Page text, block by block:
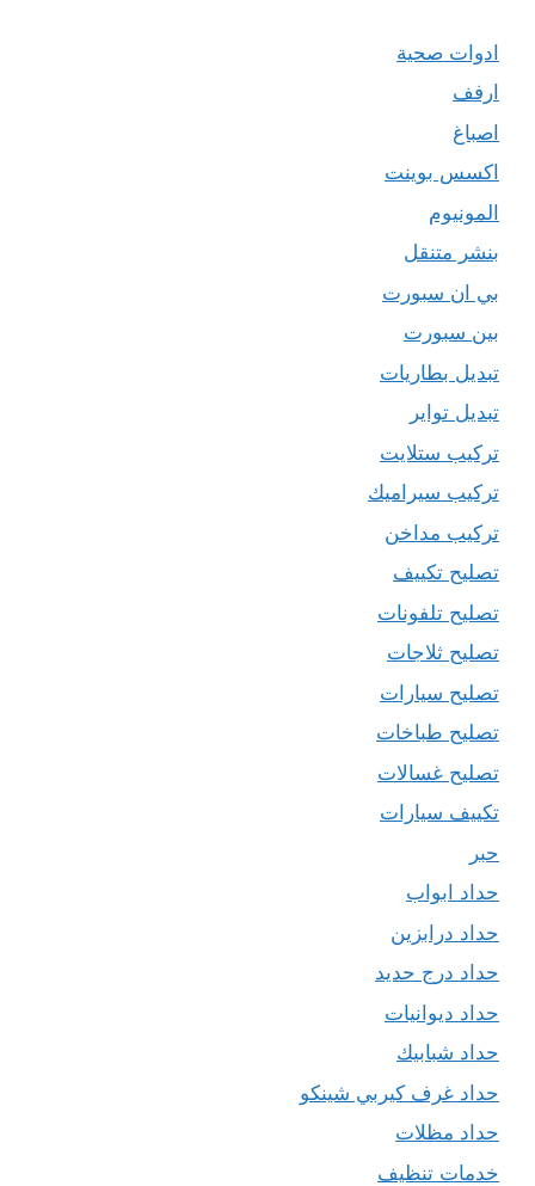
ادوات صحية
ارفف
اصباغ
اكسس بوينت
المونيوم
بنشر متنقل
بي ان سبورت
بين سبورت
تبديل بطاريات
تبديل تواير
تركيب ستلايت
تركيب سيراميك
تركيب مداخن
تصليح تكييف
تصليح تلفونات
تصليح ثلاجات
تصليح سيارات
تصليح طباخات
تصليح غسالات
تكييف سيارات
حبر
حداد ابواب
حداد درابزين
حداد درج حديد
حداد ديوانيات
حداد شبابيك
حداد غرف كيربي شينكو
حداد مظلات
خدمات تنظيف